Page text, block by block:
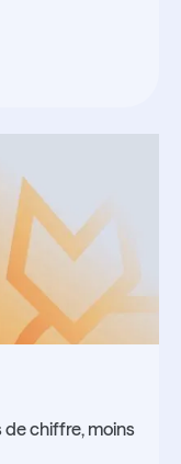
de chiffre, moins